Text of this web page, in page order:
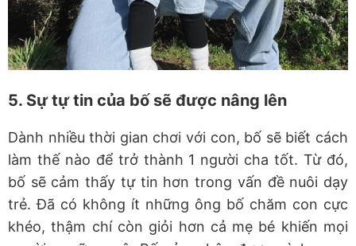
5. Sự tự tin của bố sẽ được nâng lên
Dành nhiều thời gian chơi với con, bố sẽ biết cách
làm thế nào để trở thành 1 người cha tốt. Từ đó,
bố sẽ cảm thấy tự tin hơn trong vấn đề nuôi dạy
trẻ. Đã có không ít những ông bố chăm con cực
khéo, thậm chí còn giỏi hơn cả mẹ bé khiến mọi